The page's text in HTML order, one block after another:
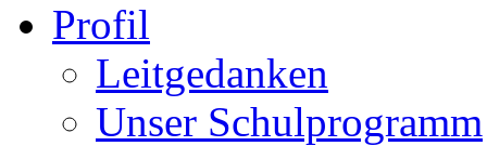
Profil
Leitgedanken
Unser Schulprogramm